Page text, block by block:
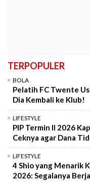
TERPOPULER
BOLA
Pelatih FC Twente
Dia Kembali ke Klub!
LIFESTYLE
PIP Termin II 2026
Ceknya agar Dana
LIFESTYLE
4 Shio yang Menarik
2026: Segalanya